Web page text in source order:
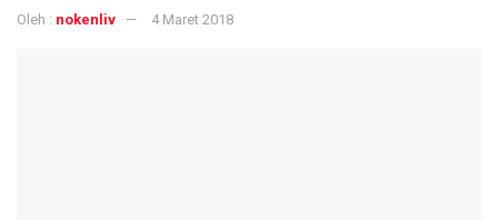
Oleh : nokenliv 4 Maret 2018